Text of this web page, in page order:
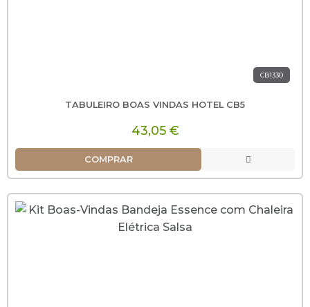
CB1330
TABULEIRO BOAS VINDAS HOTEL CB5
43,05 €
COMPRAR